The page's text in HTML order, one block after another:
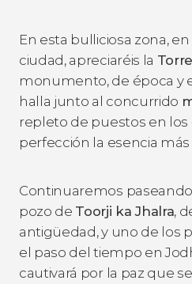
En esta bulliciosa zona,
ciudad, apreciaréis la
monumento, de época y
halla junto al concurrido
repleto de puestos en los
perfección la esencia
Continuaremos
pozo de Toorji ka Jhalra,
antigüedad, y uno de los
el paso del tiempo en
cautivará por la paz que